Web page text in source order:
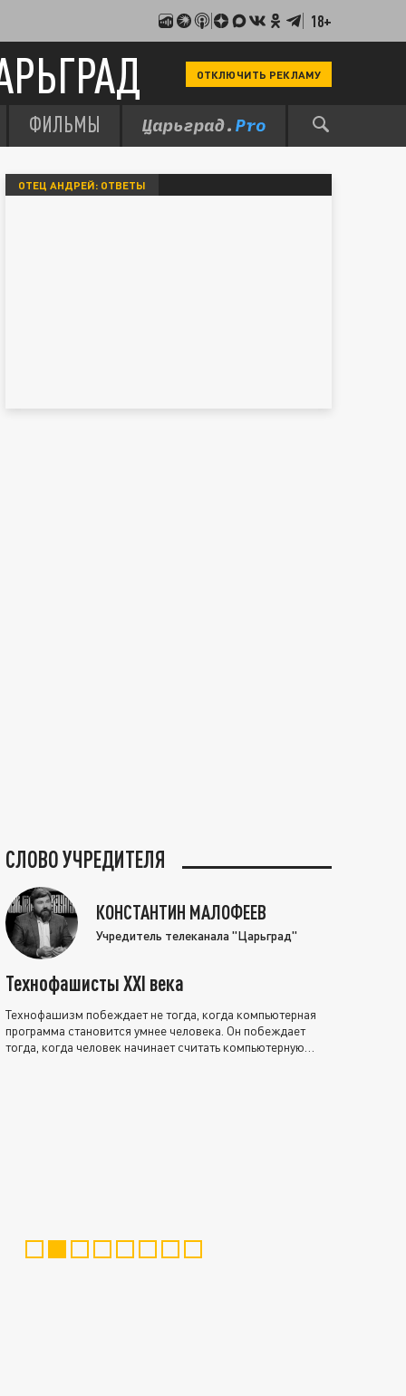
18+
ОТКЛЮЧИТЬ РЕКЛАМУ
ФИЛЬМЫ
ОТЕЦ АНДРЕЙ: ОТВЕТЫ
СЛОВО УЧРЕДИТЕЛЯ
КОНСТАНТИН МАЛОФЕЕВ
Учредитель телеканала "Царьград"
Технофашисты XXI века
Технофашизм побеждает не тогда, когда компьютерная
программа становится умнее человека. Он побеждает
тогда, когда человек начинает считать компьютерную